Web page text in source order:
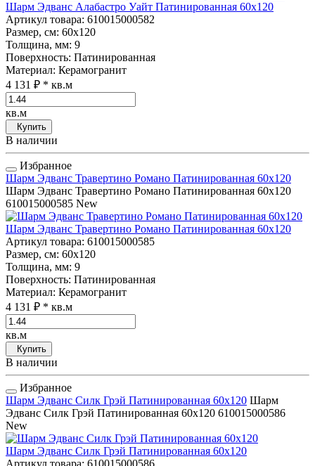
Шарм Эдванс Алабастро Уайт Патинированная 60x120
Артикул товара: 610015000582
Размер, см: 60x120
Толщина, мм: 9
Поверхность: Патинированная
Материал: Керамогранит
4 131 ₽ * кв.м
кв.м
Купить
В наличии
Избранное
Шарм Эдванс Травертино Романо Патинированная 60x120
Шарм Эдванс Травертино Романо Патинированная 60x120
610015000585 New
Шарм Эдванс Травертино Романо Патинированная 60x120
Артикул товара: 610015000585
Размер, см: 60x120
Толщина, мм: 9
Поверхность: Патинированная
Материал: Керамогранит
4 131 ₽ * кв.м
кв.м
Купить
В наличии
Избранное
Шарм Эдванс Силк Грэй Патинированная 60x120 Шарм
Эдванс Силк Грэй Патинированная 60x120 610015000586
New
Шарм Эдванс Силк Грэй Патинированная 60x120